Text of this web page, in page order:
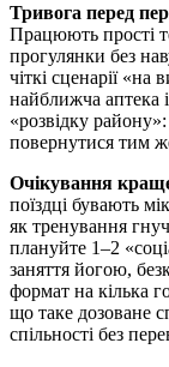
Тривога перед
Працюють прості
прогулянки без
чіткі сценарії
найближча аптека
«розвідку
повернутися тим
Очікування
поїздці бувають
як тренування
плануйте 1–2
заняття йогою,
формат на кілька
що таке дозоване
спільності без